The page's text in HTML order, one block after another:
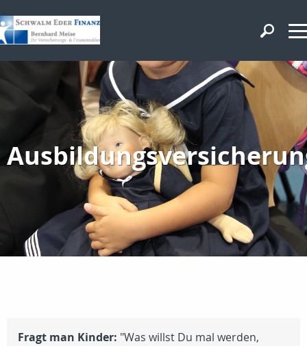
Fragt man Kinder: "Was willst Du mal werden,